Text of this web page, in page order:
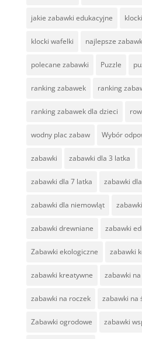
jakie zabawki edukacyjne
klocki wafelki najlepsze
polecane zabawki Puzzle
ranking zabawek ranking
ranking zabawek dla dzieci
wodny plac zabaw Wybór
zabawki zabawki dla 3 latka
zabawki dla 7 latka zabawki
zabawki dla niemowląt
zabawki drewniane zabawki
Zabawki ekologiczne zabawki
zabawki kreatywne zabawki
zabawki na roczek zabawki na
Zabawki ogrodowe zabawki